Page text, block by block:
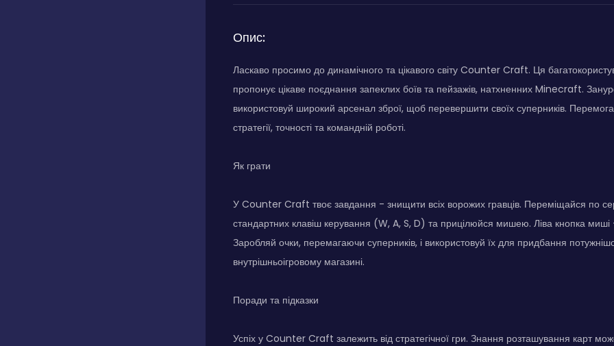
Опис:
Ласкаво просимо до динамічного та цікавого світу Counter Craft. Ця
пропонує цікаве поєднання запеклих боїв та пейзажів, натхненних Minecraft.
використовуй широкий арсенал зброї, щоб перевершити своїх суперників.
стратегії, точності та командній роботі.
Як грати
У Counter Craft твоє завдання - знищити всіх ворожих гравців. Переміщайся по
стандартних клавіш керування (W, A, S, D) та прицілюйся мишею. Ліва кнопка миші
Заробляй очки, перемагаючи суперників, і використовуй їх для придбання
внутрішньоігровому магазині.
Поради та підказки
Успіх у Counter Craft залежить від стратегічної гри. Знання розташування карт